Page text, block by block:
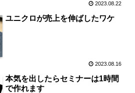
2023.08.22
ユニクロが売上を伸ばしたワケ
2023.08.16
本気を出したらセミナーは1時間
で作れます